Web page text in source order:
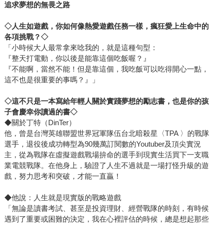
追求夢想的無畏之路
◇人生如遊戲，你如何像熱愛遊戲任務一樣，瘋狂愛上生命中的
各項挑戰？◇
「小時候大人最常拿來唸我的，就是這種句型：
『整天打電動，你以後是能靠這個吃飯喔？』
『不能啊，當然不能！但是靠這個，我吃飯可以吃得開心一點，
這不也是很重要的事嗎？』」
◇這不只是一本寫給年輕人關於實踐夢想的勵志書，也是你的孩
子會慶幸你讀過的書◇
◆關於丁特（DinTer）
他，曾是台灣英雄聯盟世界冠軍隊伍台北暗殺星〈TPA 〉的戰隊
選手，退役後成功轉型為90幾萬訂閱數的Youtuber及頂尖實況
主，從為戰隊在虛擬遊戲戰場拚命的選手到現實生活買下一支職
業電競戰隊。在他身上，驗證了人生不過就是一場打怪升級的遊
戲，努力思考和突破，才能一直贏！
◆他說：人生就是現實版的戰略遊戲
「無論是讀書考試、甚至是投資理財、經營戰隊的時刻，有時候
遇到了重要或困難的決定，我在心裡評估的時候，總是想起那些